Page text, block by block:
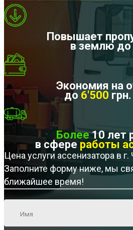
Повышает
в землю до
Экономия на
до 6'500
Более10 лет
в сфере работы
Цена услуги ассенизатора в
Заполните форму ниже, мы
ближайшее время!